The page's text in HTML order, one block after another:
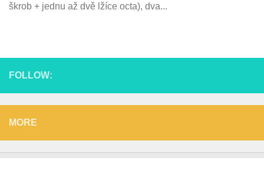
škrob + jednu až dvě lžíce octa), dva...
FOLLOW:
MORE